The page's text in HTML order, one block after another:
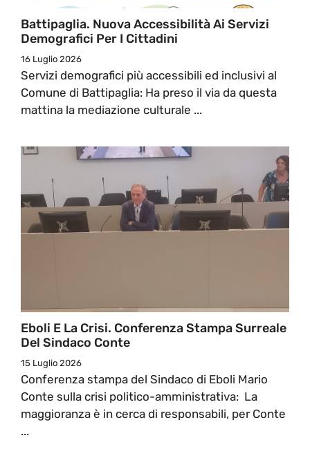
Battipaglia. Nuova Accessibilità Ai Servizi
Demografici Per I Cittadini
16 Luglio 2026
Servizi demografici più accessibili ed inclusivi al
Comune di Battipaglia: Ha preso il via da questa
mattina la mediazione culturale ...
Eboli E La Crisi. Conferenza Stampa Surreale
Del Sindaco Conte
15 Luglio 2026
Conferenza stampa del Sindaco di Eboli Mario
Conte sulla crisi politico-amministrativa: La
maggioranza è in cerca di responsabili, per Conte
...